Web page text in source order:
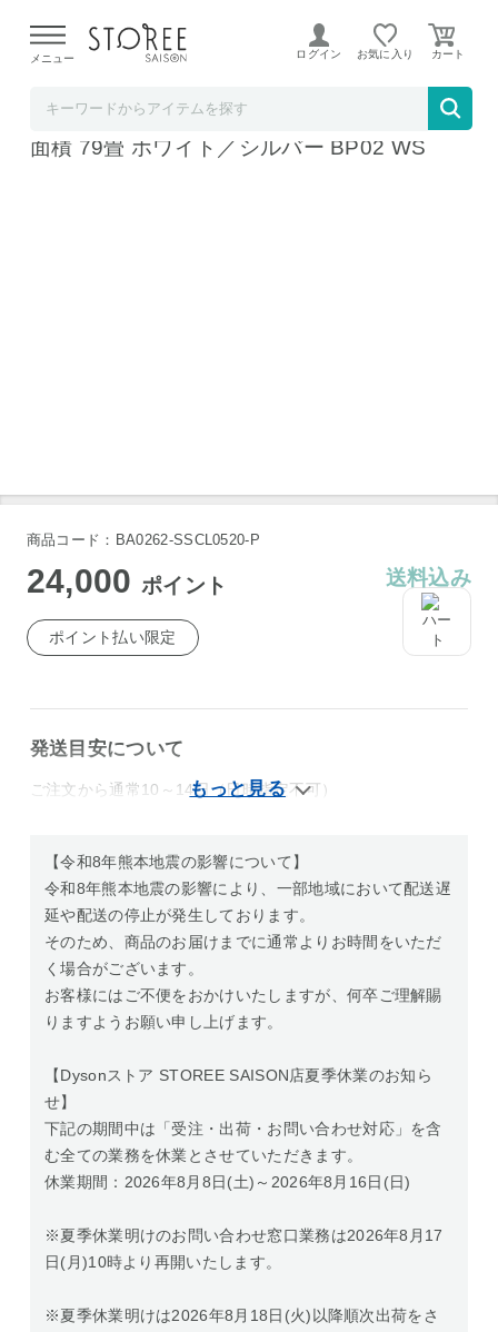
よる配送遅延が発生しております。
メニュー ログイン お気に入り
Dyson Purifier Big+Quiet 空気清浄機 適用床
面積 79畳 ホワイト／シルバー BP02 WS
商品コード：BA0262-SSCL0520-P
24,000ポイント 送料込み
ポイント払い限定
発送目安について
ご注文から通常10～14日（日時指定不可）
【令和8年熊本地震の影響について】
令和8年熊本地震の影響により、一部地域において配送遅
延や配送の停止が発生しております。
そのため、商品のお届けまでに通常よりお時間をいただ
く場合がございます。
お客様にはご不便をおかけいたしますが、何卒ご理解賜
りますようお願い申し上げます。
【Dysonストア STOREE SAISON店夏季休業のお知ら
せ】
下記の期間中は「受注・出荷・お問い合わせ対応」を含
む全ての業務を休業とさせていただきます。
休業期間：2026年8月8日(土)～2026年8月16日(日)
※夏季休業明けのお問い合わせ窓口業務は2026年8月17
日(月)10時より再開いたします。
※夏季休業明けは2026年8月18日(火)以降順次出荷をさ